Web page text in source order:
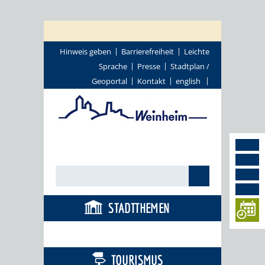
Hinweis geben Barrierefreiheit
Leichte
Sprache
Presse
Stadtplan /
Geoportal
Kontakt english
STADTTHEMEN
TOURISMUS